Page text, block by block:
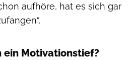
aufhöre, hat es sich gar
ein Motivationstief?